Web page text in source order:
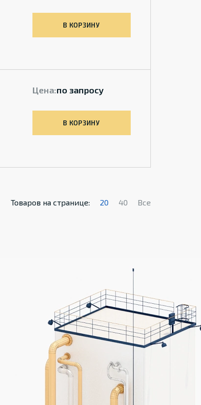
В КОРЗИНУ
Цена:по запросу
В КОРЗИНУ
Товаров на странице: 20 40 Все